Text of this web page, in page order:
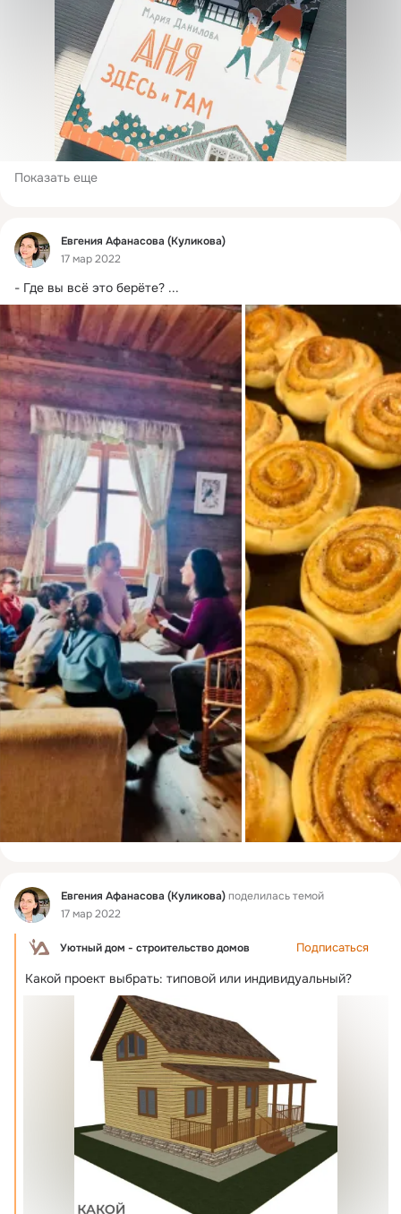
Показать еще
Фид
Евгения Афанасова (Куликова)
17 мар 2022
- Где вы всё это берёте? ...
Фид Евгения Афанасова (Куликова)поделилась темой
17 мар 2022
Уютный дом - строительство домов Подписаться
Какой проект выбрать: типовой или индивидуальный?